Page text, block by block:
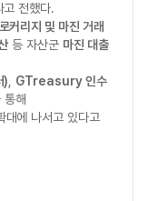
고 전했다.
커리지 및 마진 거래
등 자산군 마진 대출
)
GTreasury 인수
통해
대에 나서고 있다고